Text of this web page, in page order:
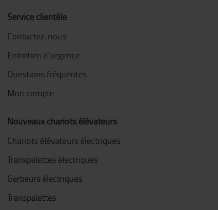
Service clientèle
Contactez-nous
Entretien d'urgence
Questions fréquentes
Mon compte
Nouveaux chariots élévateurs
Chariots élévateurs électriques
Transpalettes électriques
Gerbeurs électriques
Transpalettes